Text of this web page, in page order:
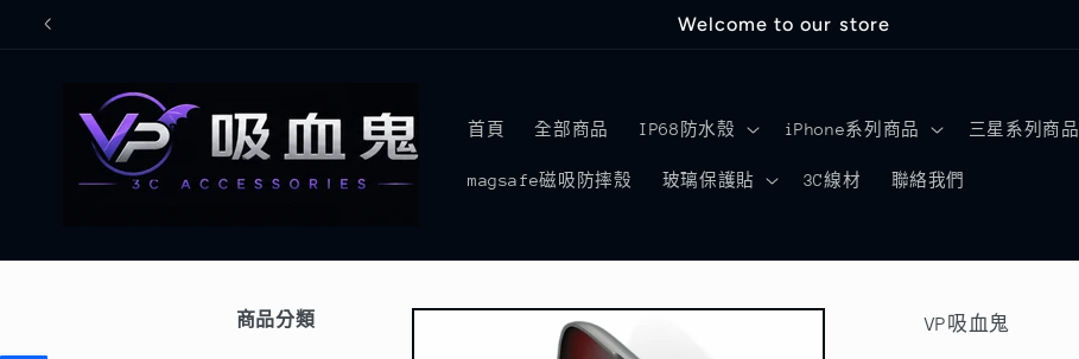
跳至內
Welcome to our store
首頁 全部商品 IP68防水殼 iPhone系列商品 三星系列商品
magsafe磁吸防摔殼 玻璃保護貼 3C線材 聯絡我們
商品分類 VP吸血鬼